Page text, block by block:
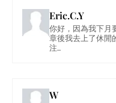
Eric.C.Y
你好，因為我下月
章後我去上了休閒
注...
W